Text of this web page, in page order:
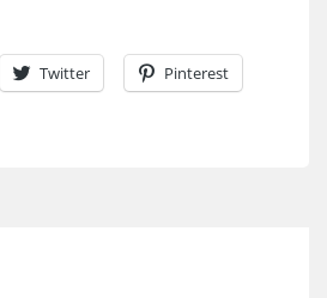
Twitter Pinterest